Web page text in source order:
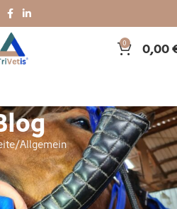
0 0,00
Allgemein
Erfahrung mit der